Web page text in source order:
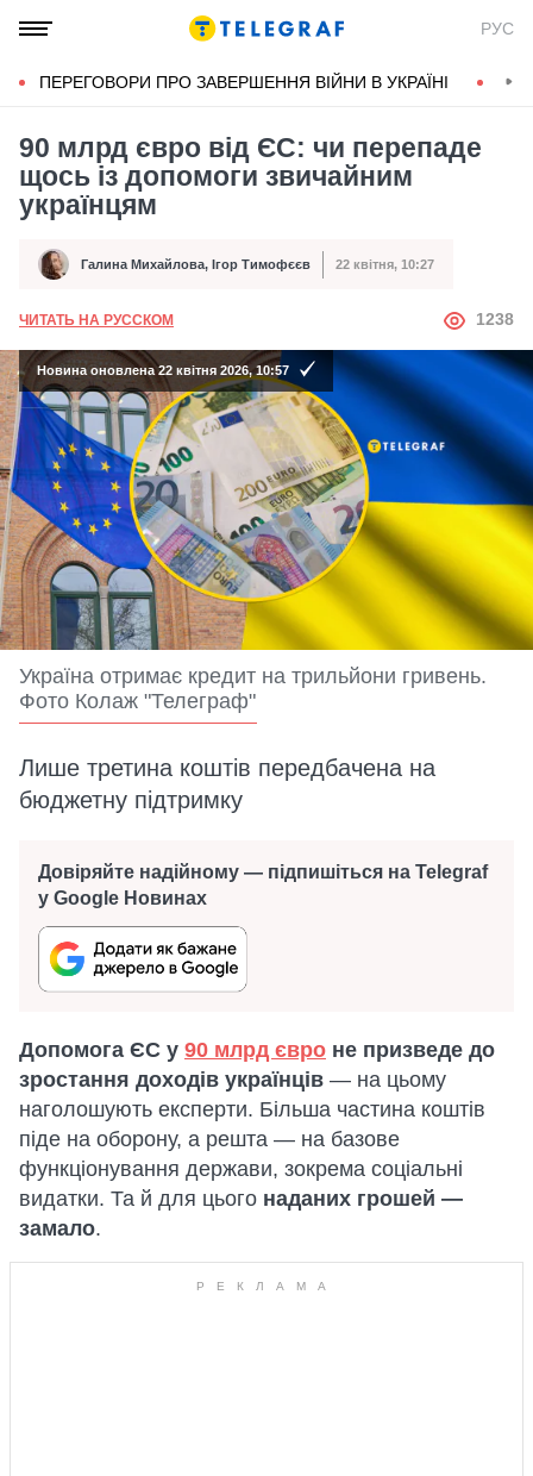
РУС
ПЕРЕГОВОРИ ПРО ЗАВЕРШЕННЯ ВІЙНИ В УКРАЇНІ
90 млрд євро від ЄС: чи перепаде
щось із допомоги звичайним
українцям
Автор Галина Михайлова, Ігор Тимофєєв
Дата публікації 22 квітня, 10:27
ЧИТАТЬ НА РУССКОМ АВТОР
1238
Новина оновлена 22 квітня 2026, 10:57
Україна отримає кредит на трильйони гривень.
Фото Колаж "Телеграф"
Лише третина коштів передбачена на
бюджетну підтримку
Довіряйте надійному — підпишіться на Telegraf
у Google Новинах
Допомога ЄС у 90 млрд євро не призведе до
зростання доходів українців — на цьому
наголошують експерти. Більша частина коштів
піде на оборону, а решта — на базове
функціонування держави, зокрема соціальні
видатки. Та й для цього наданих грошей —
замало.